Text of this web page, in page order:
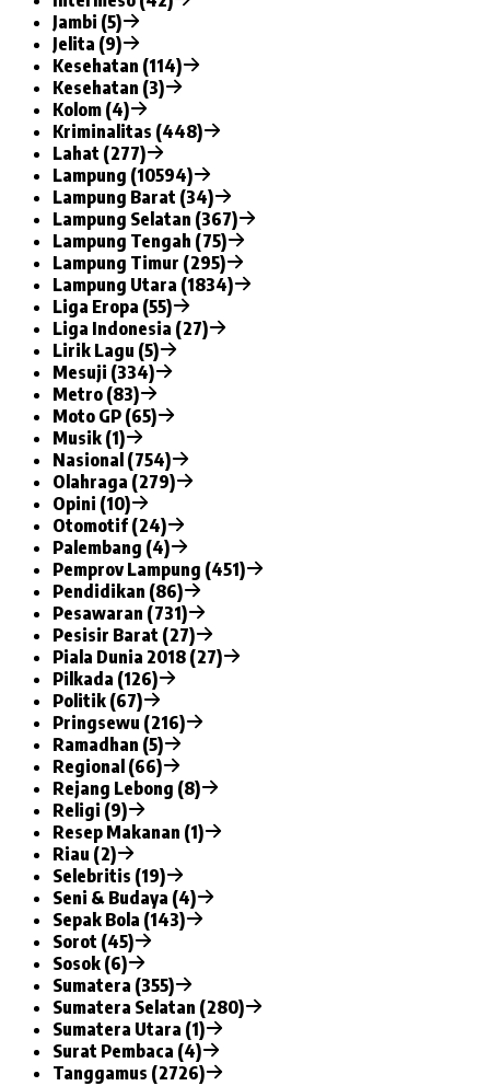
Jambi (5)
Jelita (9)
Kesehatan (114)
Kesehatan (3)
Kolom (4)
Kriminalitas (448)
Lahat (277)
Lampung (10594)
Lampung Barat (34)
Lampung Selatan (367)
Lampung Tengah (75)
Lampung Timur (295)
Lampung Utara (1834)
Liga Eropa (55)
Liga Indonesia (27)
Lirik Lagu (5)
Mesuji (334)
Metro (83)
Moto GP (65)
Musik (1)
Nasional (754)
Olahraga (279)
Opini (10)
Otomotif (24)
Palembang (4)
Pemprov Lampung (451)
Pendidikan (86)
Pesawaran (731)
Pesisir Barat (27)
Piala Dunia 2018 (27)
Pilkada (126)
Politik (67)
Pringsewu (216)
Ramadhan (5)
Regional (66)
Rejang Lebong (8)
Religi (9)
Resep Makanan (1)
Riau (2)
Selebritis (19)
Seni & Budaya (4)
Sepak Bola (143)
Sorot (45)
Sosok (6)
Sumatera (355)
Sumatera Selatan (280)
Sumatera Utara (1)
Surat Pembaca (4)
Tanggamus (2726)